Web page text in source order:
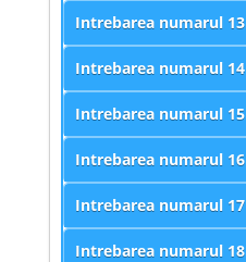
Intrebarea numarul13
Intrebarea numarul14
Intrebarea numarul15
Intrebarea numarul16
Intrebarea numarul17
Intrebarea numarul18